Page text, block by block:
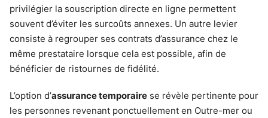
privilégier la souscription directe en ligne permettent
souvent d’éviter les surcoûts annexes. Un autre levier
consiste à regrouper ses contrats d’assurance chez le
même prestataire lorsque cela est possible, afin de
bénéficier de ristournes de fidélité.
L’option d’assurance temporaire se révèle pertinente pour
les personnes revenant ponctuellement en Outre-mer ou